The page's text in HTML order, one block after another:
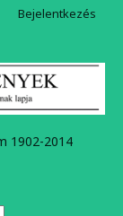
1902-2014
Bejelentkezés